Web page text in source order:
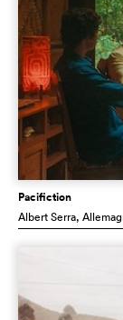
Pacifiction
Albert Serra,